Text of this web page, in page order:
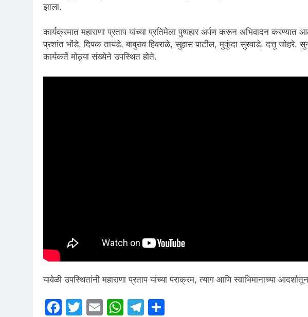
झाला.
कार्यक्रमात महाराणा प्रताप यांच्या प्रतिमेला पुष्पहार अर्पण करून अभिवादन
प्रशांत भोंडे, दिपक तायडे, बाबुराव हिवराळे, सुहास पाटील, मुकुंदा सुरवाडे, दत्तू जोहरे,
कार्यकर्ते मोठ्या संख्येने उपस्थित होते.
यावेळी उपस्थितांनी महाराणा प्रताप यांच्या पराक्रम, त्याग आणि स्वाभिमानाच्या
Facebook
Twitter
EmailWhatsApp
Telegram